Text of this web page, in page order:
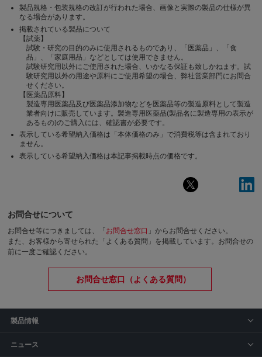
製品規格・包装規格の改訂が行われた場合、画像と実際の製品の仕様が異
なる場合があります。
掲載されている製品について
【試薬】
試験・研究の目的のみに使用されるものであり、「医薬品」、「食
品」、「家庭用品」などとしては使用できません。
試験研究用以外にご使用された場合、いかなる保証も致しかねます。試
験研究用以外の用途や原料にご使用希望の場合、弊社営業部門にお問合
せください。
【医薬品原料】
製造専用医薬品及び医薬品添加物などを医薬品等の製造原料として製造
業者向けに販売しています。製造専用医薬品(製品名に製造専用の表示が
あるもの)のご購入には、確認書が必要です。
表示している希望納入価格は「本体価格のみ」で消費税等は含まれており
ません。
表示している希望納入価格は本記事掲載時点の価格です。
お問合せについて
お問合せ等につきましては、「 お問合せ窓口 」からお問合せください。
また、お客様から寄せられた「よくある質問」を掲載しています。お問合せの
前に一度ご確認ください。
お問合せ窓口（よくある質問）
製品情報
ニュース